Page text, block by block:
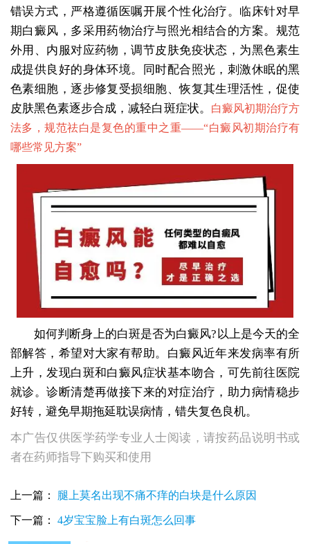
错误方式，严格遵循医嘱开展个性化治疗。临床针对早
期白癜风，多采用药物治疗与照光相结合的方案。规范
外用、内服对应药物，调节皮肤免疫状态，为黑色素生
成提供良好的身体环境。同时配合照光，刺激休眠的黑
色素细胞，逐步修复受损细胞、恢复其生理活性，促使
皮肤黑色素逐步合成，减轻白斑症状。
白癜风初期治疗方
法多，规范祛白是复色的重中之重——“白癜风初期治疗有
哪些常见方案”
如何判断身上的白斑是否为白癜风?以上是今天的全
部解答，希望对大家有帮助。白癜风近年来发病率有所
上升，发现白斑和白癜风症状基本吻合，可先前往医院
就诊。诊断清楚再做接下来的对症治疗，助力病情稳步
好转，避免早期拖延耽误病情，错失复色良机。
本广告仅供医学药学专业人士阅读，请按药品说明书或
者在药师指导下购买和使用
上一篇： 腿上莫名出现不痛不痒的白块是什么原因
下一篇： 4岁宝宝脸上有白斑怎么回事